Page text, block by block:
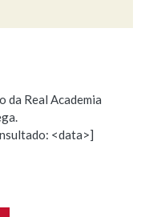
da Real Academia
<data>]